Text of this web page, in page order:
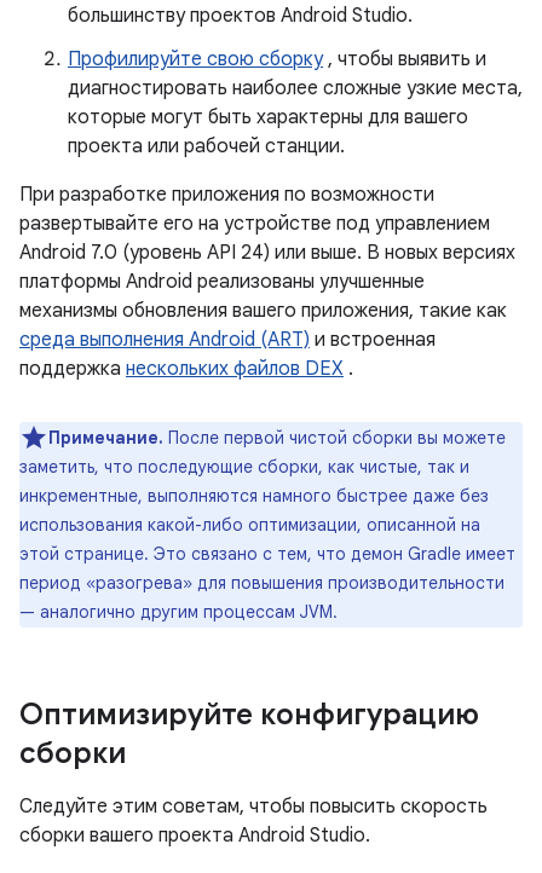
большинству проектов Android Studio.
Профилируйте свою сборку, чтобы выявить и
диагностировать наиболее сложные узкие места,
которые могут быть характерны для вашего
проекта или рабочей станции.
При разработке приложения по возможности
развертывайте его на устройстве под управлением
Android 7.0 (уровень API 24) или выше. В новых версиях
платформы Android реализованы улучшенные
механизмы обновления вашего приложения, такие как
среда выполнения Android (ART) и встроенная
поддержка нескольких файлов DEX .
Примечание. После первой чистой сборки вы можете
заметить, что последующие сборки, как чистые, так и
инкрементные, выполняются намного быстрее даже без
использования какой-либо оптимизации, описанной на
этой странице. Это связано с тем, что демон Gradle имеет
период «разогрева» для повышения производительности
— аналогично другим процессам JVM.
Оптимизируйте конфигурацию
сборки
Следуйте этим советам, чтобы повысить скорость
сборки вашего проекта Android Studio.